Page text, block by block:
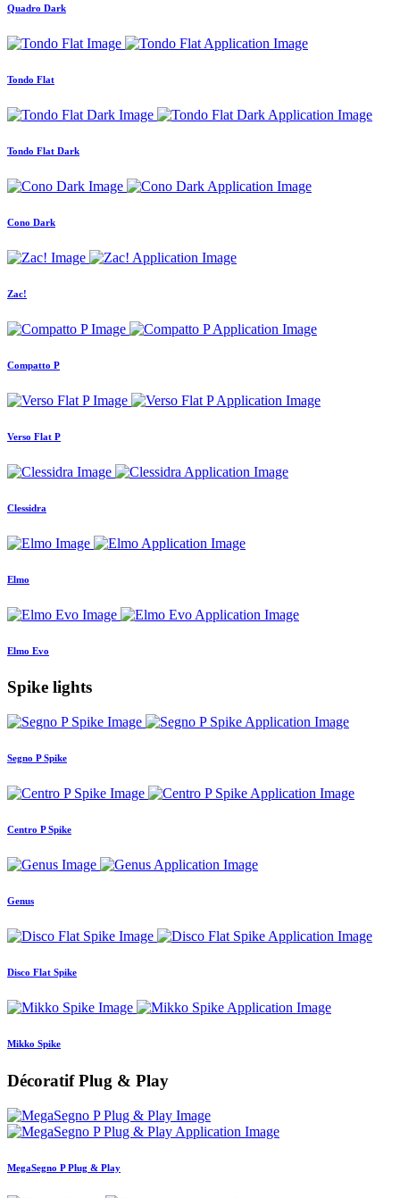
Quadro Dark
Tondo Flat
Tondo Flat Dark
Cono Dark
Zac!
Compatto P
Verso Flat P
Clessidra
Elmo
Elmo Evo
Spike lights
Segno P Spike
Centro P Spike
Genus
Disco Flat Spike
Mikko Spike
Décoratif Plug & Play
MegaSegno P Plug & Play